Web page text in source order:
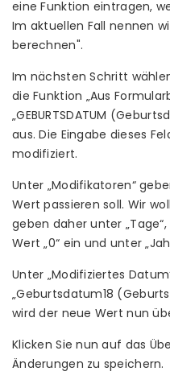
eine Funktion eintragen,
Im aktuellen Fall nennen
berechnen".
Im nächsten Schritt
die Funktion „Aus
„GEBURTSDATUM
aus. Die Eingabe dieses
modifiziert.
Unter „Modifikatoren“
Wert passieren soll. Wir
geben daher unter
Wert „0“ ein und unter
Unter „Modifiziertes
„Geburtsdatum18
wird der neue Wert nun
Klicken Sie nun auf das
Änderungen zu speichern.